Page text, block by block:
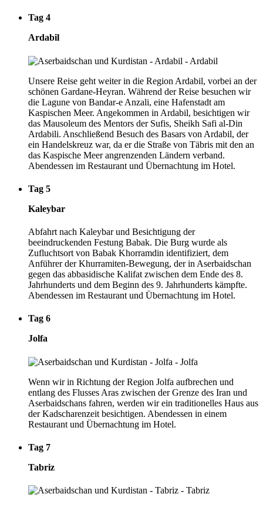
Tag 4
Ardabil
Unsere Reise geht weiter in die Region Ardabil, vorbei an der
schönen Gardane-Heyran. Während der Reise besuchen wir
die Lagune von Bandar-e Anzali, eine Hafenstadt am
Kaspischen Meer. Angekommen in Ardabil, besichtigen wir
das Mausoleum des Mentors der Sufis, Sheikh Safi al-Din
Ardabili. Anschließend Besuch des Basars von Ardabil, der
ein Handelskreuz war, da er die Straße von Täbris mit den an
das Kaspische Meer angrenzenden Ländern verband.
Abendessen im Restaurant und Übernachtung im Hotel.
Tag 5
Kaleybar
Abfahrt nach Kaleybar und Besichtigung der
beeindruckenden Festung Babak. Die Burg wurde als
Zufluchtsort von Babak Khorramdin identifiziert, dem
Anführer der Khurramiten-Bewegung, der in Aserbaidschan
gegen das abbasidische Kalifat zwischen dem Ende des 8.
Jahrhunderts und dem Beginn des 9. Jahrhunderts kämpfte.
Abendessen im Restaurant und Übernachtung im Hotel.
Tag 6
Jolfa
Wenn wir in Richtung der Region Jolfa aufbrechen und
entlang des Flusses Aras zwischen der Grenze des Iran und
Aserbaidschans fahren, werden wir ein traditionelles Haus aus
der Kadscharenzeit besichtigen. Abendessen in einem
Restaurant und Übernachtung im Hotel.
Tag 7
Tabriz